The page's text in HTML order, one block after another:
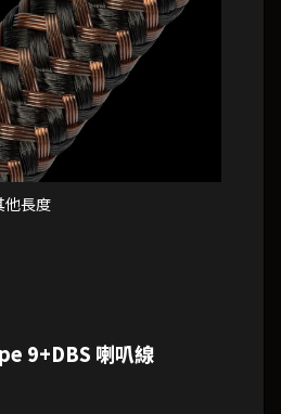
他長度
9+DBS 喇叭線